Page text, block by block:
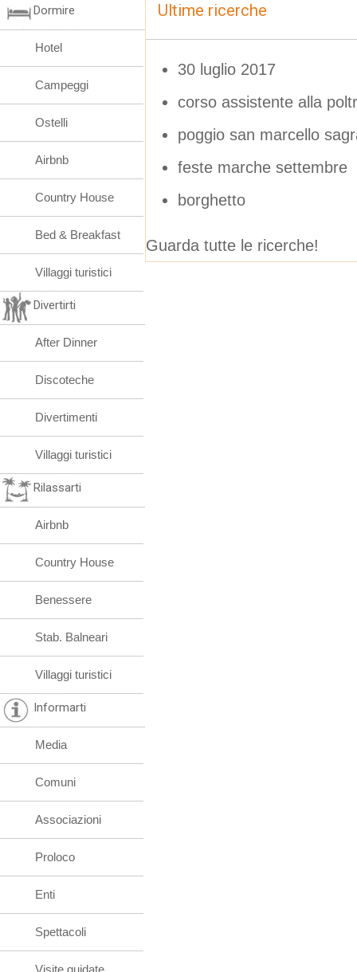
Ultime ricerche
30 luglio 2017
corso assistente alla
poggio san marcello
feste marche settembre
borghetto
Guarda tutte le ricerche!
Dormire
Hotel
Campeggi
Ostelli
Airbnb
Country House
Bed & Breakfast
Villaggi turistici
Divertirti
After Dinner
Discoteche
Divertimenti
Villaggi turistici
Rilassarti
Airbnb
Country House
Benessere
Stab. Balneari
Villaggi turistici
Informarti
Media
Comuni
Associazioni
Proloco
Enti
Spettacoli
Visite guidate